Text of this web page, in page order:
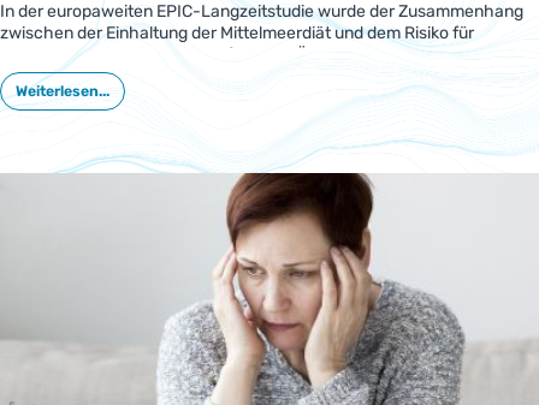
In der europaweiten EPIC-Langzeitstudie wurde der Zusammenhang
zwischen der Einhaltung der Mittelmeerdiät und dem Risiko für
Krebskrankheiten in Bezug auf starkes Übergewicht untersucht. Es
zeigte sich, dass die stärkere Einhaltung der Mittelmeerdiät das Risiko
für Krebskrankheiten leicht verringern kann.
Weiterlesen...